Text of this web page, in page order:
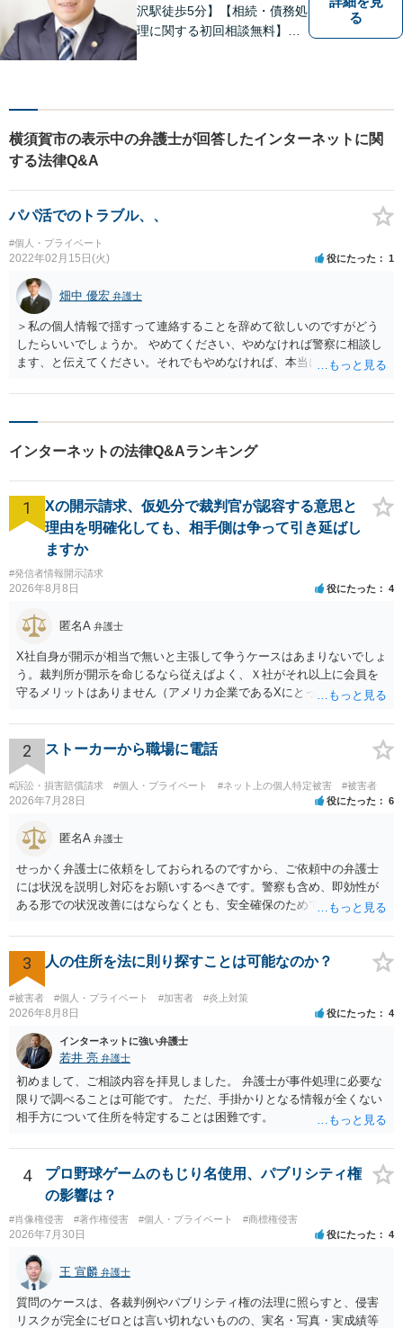
沢駅徒歩5分】【相続・債務処
理に関する初回相談無料】お
る
横須賀市の表示中の弁護士が回答したインターネットに関
する法律Q&A
パパ活でのトラブル、、
#個人・プライベート
2022年02月15日(火) 役にたった 1
畑中 優宏 弁護士
＞私の個人情報で揺すって連絡することを辞めて欲しいのですがどう
したらいいでしょうか。 やめてください、やめなければ警察に相談し
ます、と伝えてください。それでもやめなければ、本当に警察に相談
ら。逆にそれを伝えてはいかがでしょうか。
インターネットの法律Q&Aランキング
1
Xの開示請求、仮処分で裁判官が認容する意思と
理由を明確化しても、相手側は争って引き延ばし
ますか
#発信者情報開示請求
2026年8月8日 役にたった 4
匿名A 弁護士
X社自身が開示が相当で無いと主張して争うケースはあまりないでしょ
う。裁判所が開示を命じるなら従えばよく、Ｘ社がそれ以上に会員を
守るメリットはありません（アメリカ企業であるXにとって、日本の会
うかを争うよりも、「発信者情報の保有確認がまだできていない」な
どと言い訳して確認できるまで発令を引き伸ばす方で対応してくる方
が圧倒的に多いです（この作戦は必ずといっていいほど行ってきま
す）。
2 ストーカーから職場に電話
#訴訟・損害賠償請求 #個人・プライベート #ネット上の個人特定被害 #被害者
2026年7月28日 役にたった 6
匿名A 弁護士
せっかく弁護士に依頼をしておられるのですから、ご依頼中の弁護士
には状況を説明し対応をお願いするべきです。警察も含め、即効性が
ある形での状況改善にはならなくとも、安全確保のためできることは
3 人の住所を法に則り探すことは可能なのか？
#被害者 #個人・プライベート #加害者 #炎上対策
2026年8月8日 役にたった 4
インターネットに強い弁護士
若井 亮 弁護士
初めまして、ご相談内容を拝見しました。 弁護士が事件処理に必要な
限りで調べることは可能です。 ただ、手掛かりとなる情報が全くない
相手方について住所を特定することは困難です。
4
プロ野球ゲームのもじり名使用、パブリシティ権
の影響は？
#肖像権侵害 #著作権侵害 #個人・プライベート #商標権侵害
2026年7月30日 役にたった 4
王 宣麟 弁護士
質問のケースは、各裁判例やパブリシティ権の法理に照らすと、侵害
リスクが完全にゼロとは言い切れないものの、実名・写真・実成績等